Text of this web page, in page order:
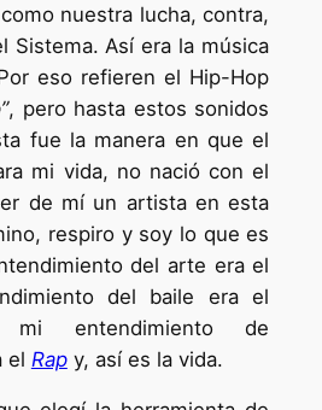
nuestra lucha, contra,
Sistema. Así era la música
eso refieren el Hip-Hop
, pero hasta estos sonidos
fue la manera en que el
mi vida, no nació con el
de mí un artista en esta
respiro y soy lo que es
del arte era el
del baile era el
entendimiento de
el Rapy, así es la vida.